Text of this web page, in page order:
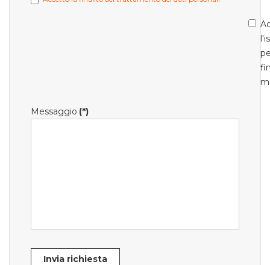
Messaggio (*)
Invia richiesta